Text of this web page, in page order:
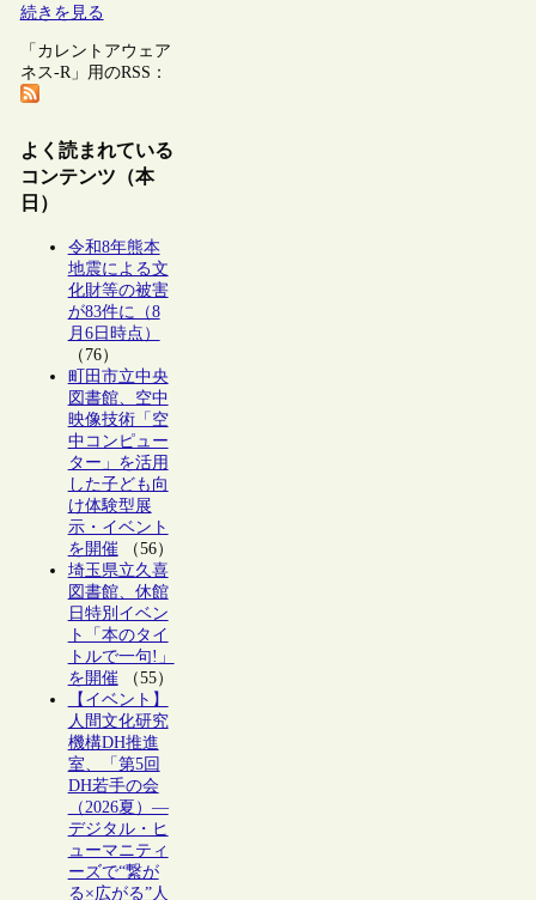
続きを見る
「カレントアウェア
ネス-R」用のRSS：
よく読まれている
コンテンツ（本
日）
令和8年熊本
地震による文
化財等の被害
が83件に（8
月6日時点）
（76）
町田市立中央
図書館、空中
映像技術「空
中コンピュー
ター」を活用
した子ども向
け体験型展
示・イベント
を開催（56）
埼玉県立久喜
図書館、休館
日特別イベン
ト「本のタイ
トルで一句!」
を開催（55）
【イベント】
人間文化研究
機構DH推進
室、「第5回
DH若手の会
（2026夏）―
デジタル・ヒ
ューマニティ
ーズで“繋が
る×広がる”人